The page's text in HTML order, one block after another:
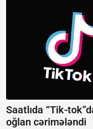
Saatlıda “Tik-
oğlan cərimələndi